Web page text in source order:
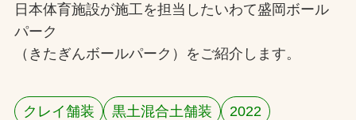
施工・管理実績一覧
会社概要
日本体育施設が施工を担当したいわて盛岡ボール
パーク
（きたぎんボールパーク）をご紹介します。
クレイ舗装 黒土混合土舗装
2022